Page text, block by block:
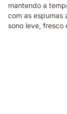
mantendo a
com as espumas
sono leve, fresco